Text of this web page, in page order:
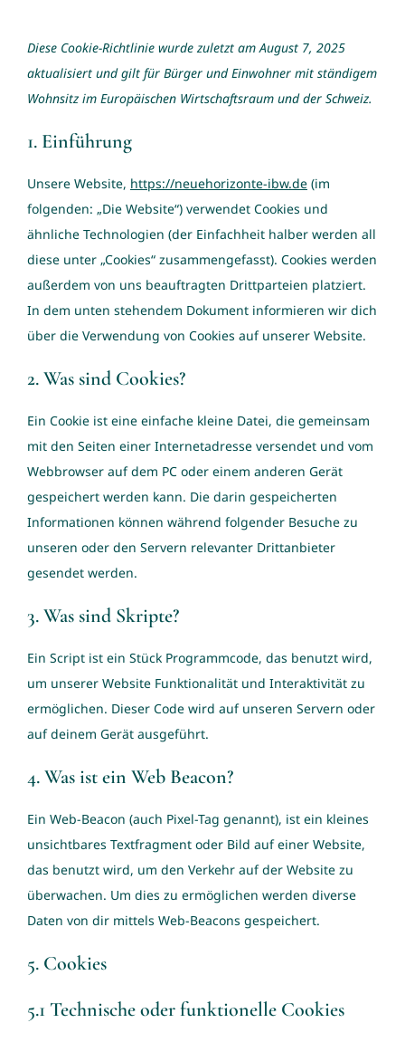
Diese Cookie-Richtlinie wurde zuletzt am August 7, 2025
aktualisiert und gilt für Bürger und Einwohner mit ständigem
Wohnsitz im Europäischen Wirtschaftsraum und der Schweiz.
1. Einführung
Unsere Website, https://neuehorizonte-ibw.de (im
folgenden: „Die Website“) verwendet Cookies und
ähnliche Technologien (der Einfachheit halber werden all
diese unter „Cookies“ zusammengefasst). Cookies werden
außerdem von uns beauftragten Drittparteien platziert.
In dem unten stehendem Dokument informieren wir dich
über die Verwendung von Cookies auf unserer Website.
2. Was sind Cookies?
Ein Cookie ist eine einfache kleine Datei, die gemeinsam
mit den Seiten einer Internetadresse versendet und vom
Webbrowser auf dem PC oder einem anderen Gerät
gespeichert werden kann. Die darin gespeicherten
Informationen können während folgender Besuche zu
unseren oder den Servern relevanter Drittanbieter
gesendet werden.
3. Was sind Skripte?
Ein Script ist ein Stück Programmcode, das benutzt wird,
um unserer Website Funktionalität und Interaktivität zu
ermöglichen. Dieser Code wird auf unseren Servern oder
auf deinem Gerät ausgeführt.
4. Was ist ein Web Beacon?
Ein Web-Beacon (auch Pixel-Tag genannt), ist ein kleines
unsichtbares Textfragment oder Bild auf einer Website,
das benutzt wird, um den Verkehr auf der Website zu
überwachen. Um dies zu ermöglichen werden diverse
Daten von dir mittels Web-Beacons gespeichert.
5. Cookies
5.1 Technische oder funktionelle Cookies